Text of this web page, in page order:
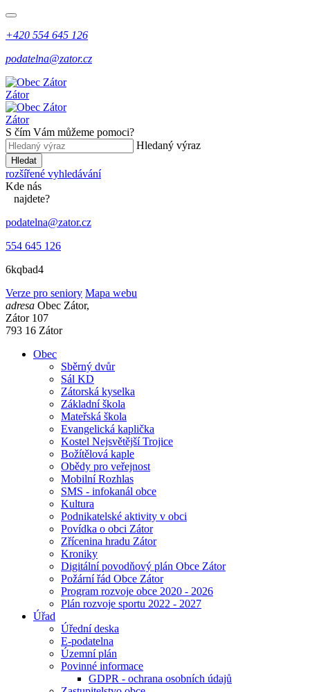
+420 554 645 126
podatelna@zator.cz
Zátor
Zátor
S čím Vám můžeme pomoci?
Hledaný výraz
Hledat
rozšířené vyhledávání
Kde nás
najdete?
podatelna@zator.cz
554 645 126
6kqbad4
Verze pro seniory Mapa webu
adresa Obec Zátor,
Zátor 107
793 16 Zátor
Obec
Sběrný dvůr
Sál KD
Zátorská kyselka
Základní škola
Mateřská škola
Evangelická kaplička
Kostel Nejsvětější Trojice
Božítělová kaple
Obědy pro veřejnost
Mobilní Rozhlas
SMS - infokanál obce
Kultura
Podnikatelské aktivity v obci
Povídka o obci Zátor
Zřícenina hradu Zátor
Kroniky
Digitální povodňový plán Obce Zátor
Požární řád Obce Zátor
Program rozvoje obce 2020 - 2026
Plán rozvoje sportu 2022 - 2027
Úřad
Úřední deska
E-podatelna
Územní plán
Povinné informace
GDPR - ochrana osobních údajů